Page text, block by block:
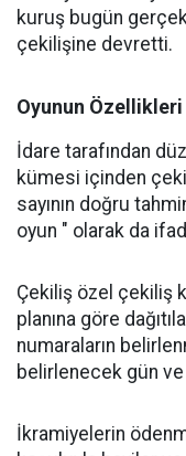
kuruş bugün
çekilişine devretti.
Oyunun Özellikleri
İdare tarafından
kümesi içinden
sayının doğru
oyun " olarak da
Çekiliş özel çekiliş
planına göre
numaraların
belirlenecek gün
İkramiyelerin